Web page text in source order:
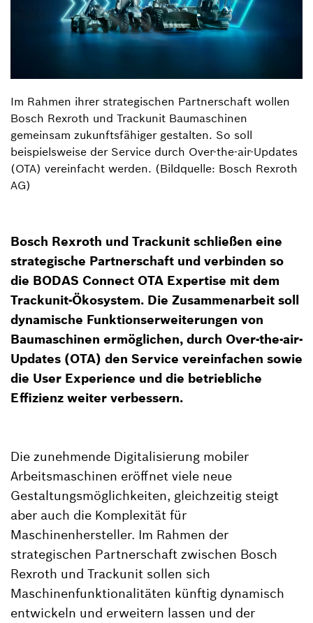
Im Rahmen ihrer strategischen Partnerschaft wollen
Bosch Rexroth und Trackunit Baumaschinen
gemeinsam zukunftsfähiger gestalten. So soll
beispielsweise der Service durch Over-the-air-Updates
(OTA) vereinfacht werden. (Bildquelle: Bosch Rexroth
AG)
Bosch Rexroth und Trackunit schließen eine
strategische Partnerschaft und verbinden so
die BODAS Connect OTA Expertise mit dem
Trackunit-Ökosystem. Die Zusammenarbeit soll
dynamische Funktionserweiterungen von
Baumaschinen ermöglichen, durch Over-the-air-
Updates (OTA) den Service vereinfachen sowie
die User Experience und die betriebliche
Effizienz weiter verbessern.
Die zunehmende Digitalisierung mobiler
Arbeitsmaschinen eröffnet viele neue
Gestaltungsmöglichkeiten, gleichzeitig steigt
aber auch die Komplexität für
Maschinenhersteller. Im Rahmen der
strategischen Partnerschaft zwischen Bosch
Rexroth und Trackunit sollen sich
Maschinenfunktionalitäten künftig dynamisch
entwickeln und erweitern lassen und der